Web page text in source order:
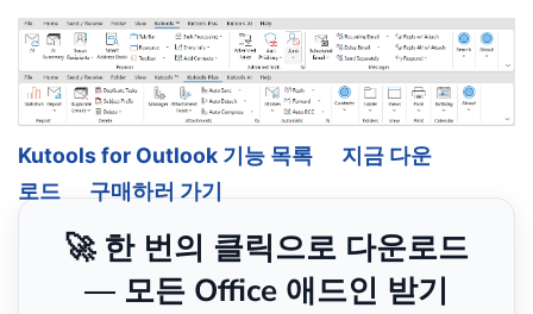
Kutools for Outlook 기능 목록
지금 다운
로드
구매하러 가기
🚀 한 번의 클릭으로 다운로드
— 모든 Office 애드인 받기